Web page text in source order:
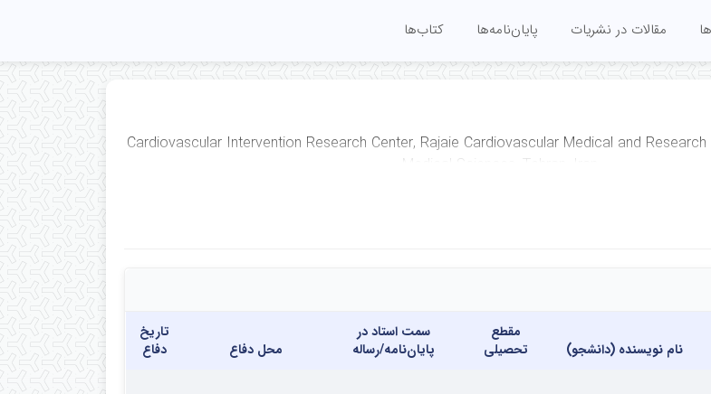
مقالات در نشریات پایان‌نامه‌ها کتاب‌ها
Cardiovascular Intervention Research Center, Rajaie Cardiovascular Medical and
Medical Sciences, Tehran, Iran
نام نویسنده (دانشجو)
مقطع
تحصیلی
سمت استاد در
پایان‌نامه/رساله
محل دفاع
تاریخ
دفاع